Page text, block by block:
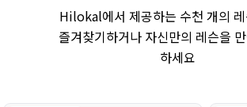
Hilokal에서 제공하는 수천 개의
즐겨찾기하거나 자신만의 레슨을
하세요